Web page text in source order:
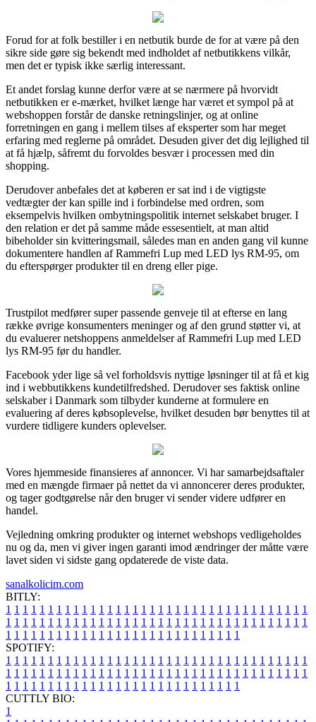
Forud for at folk bestiller i en netbutik burde de for at være på den
sikre side gøre sig bekendt med indholdet af netbutikkens vilkår,
men det er typisk ikke særlig interessant.
Et andet forslag kunne derfor være at se nærmere på hvorvidt
netbutikken er e-mærket, hvilket længe har været et sympol på at
webshoppen forstår de danske retningslinjer, og at online
forretningen en gang i mellem tilses af eksperter som har meget
erfaring med reglerne på området. Desuden giver det dig lejlighed til
at få hjælp, såfremt du forvoldes besvær i processen med din
shopping.
Derudover anbefales det at køberen er sat ind i de vigtigste
vedtægter der kan spille ind i forbindelse med ordren, som
eksempelvis hvilken ombytningspolitik internet selskabet bruger. I
den relation er det på samme måde essesentielt, at man altid
bibeholder sin kvitteringsmail, således man en anden gang vil kunne
dokumentere handlen af Rammefri Lup med LED lys RM-95, om
du efterspørger produkter til en dreng eller pige.
Trustpilot medfører super passende genveje til at efterse en lang
række øvrige konsumenters meninger og af den grund støtter vi, at
du evaluerer netshoppens anmeldelser af Rammefri Lup med LED
lys RM-95 før du handler.
Facebook yder lige så vel forholdsvis nyttige løsninger til at få et kig
ind i webbutikkens kundetilfredshed. Derudover ses faktisk online
selskaber i Danmark som tilbyder kunderne at formulere en
evaluering af deres købsoplevelse, hvilket desuden bør benyttes til at
vurdere tidligere kunders oplevelser.
Vores hjemmeside finansieres af annoncer. Vi har samarbejdsaftaler
med en mængde firmaer på nettet da vi annoncerer deres produkter,
og tager godtgørelse når den bruger vi sender videre udfører en
handel.
Vejledning omkring produkter og internet webshops vedligeholdes
nu og da, men vi giver ingen garanti imod ændringer der måtte være
lavet siden vi sidste gang opdaterede de viste data.
sanalkolicim.com
BITLY:
1 1 1 1 1 1 1 1 1 1 1 1 1 1 1 1 1 1 1 1 1 1 1 1 1 1 1 1 1 1 1 1 1 1 1 1
1 1 1 1 1 1 1 1 1 1 1 1 1 1 1 1 1 1 1 1 1 1 1 1 1 1 1 1 1 1 1 1 1 1 1 1
1 1 1 1 1 1 1 1 1 1 1 1 1 1 1 1 1 1 1 1 1 1 1 1 1 1 1 1
SPOTIFY:
1 1 1 1 1 1 1 1 1 1 1 1 1 1 1 1 1 1 1 1 1 1 1 1 1 1 1 1 1 1 1 1 1 1 1 1
1 1 1 1 1 1 1 1 1 1 1 1 1 1 1 1 1 1 1 1 1 1 1 1 1 1 1 1 1 1 1 1 1 1 1 1
1 1 1 1 1 1 1 1 1 1 1 1 1 1 1 1 1 1 1 1 1 1 1 1 1 1 1 1
CUTTLY BIO:
1